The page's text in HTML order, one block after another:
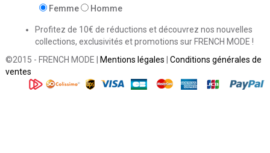
Femme Homme
Profitez de 10€ de réductions et découvrez nos nouvelles
collections, exclusivités et promotions sur FRENCH MODE !
©2015 - FRENCH MODE | Mentions légales | Conditions générales de
ventes